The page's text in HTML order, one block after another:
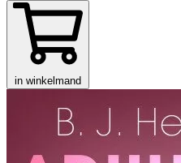
in winkelmand